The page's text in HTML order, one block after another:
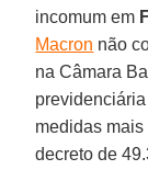
incomum em
Macron não
na Câmara
medidas
decreto de